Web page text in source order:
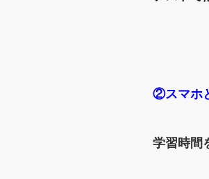
②スマホ
学習時間